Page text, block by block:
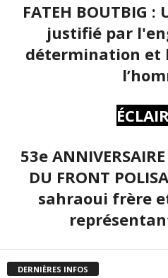
FATEH BOUTBIG
justifié par
détermination et
53e
DU FRONT
sahraoui frère
DERNIÈRES INFOS